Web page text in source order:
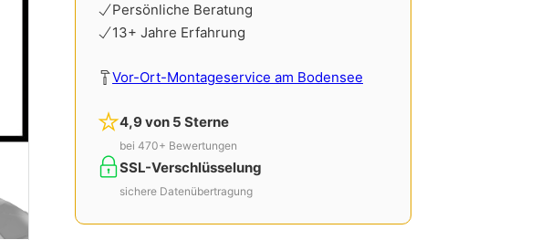
Persönliche Beratung
13+ Jahre Erfahrung
Vor-Ort-Montageservice am Bodensee
4,9 von 5 Sterne
bei 470+ Bewertungen
SSL-Verschlüsselung
sichere Datenübertragung